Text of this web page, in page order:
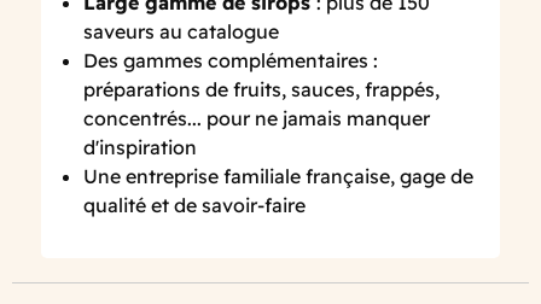
saveurs au catalogue
Des gammes complémentaires :
préparations de fruits, sauces, frappés,
concentrés... pour ne jamais manquer
d'inspiration
Une entreprise familiale française, gage de
qualité et de savoir-faire